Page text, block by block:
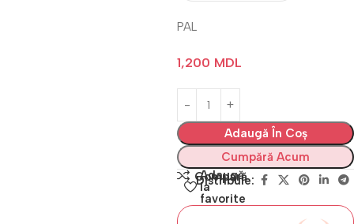
PAL
1,200 MDL
Adaugă În Coș
Cumpără Acum
Compară
Adaugă
la
favorite
Distribuie: